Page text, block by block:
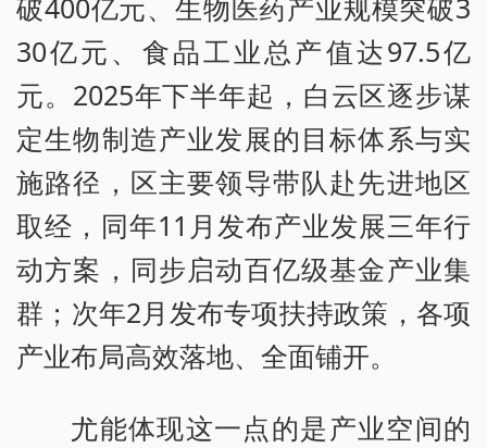
破400亿元、生物医药产业规模突破3
30亿元、食品工业总产值达97.5亿
元。2025年下半年起，白云区逐步谋
定生物制造产业发展的目标体系与实
施路径，区主要领导带队赴先进地区
取经，同年11月发布产业发展三年行
动方案，同步启动百亿级基金产业集
群；次年2月发布专项扶持政策，各项
产业布局高效落地、全面铺开。
尤能体现这一点的是产业空间的